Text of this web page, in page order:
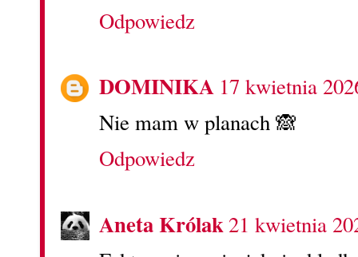
Odpowiedz
DOMINIKA 17 kwietnia
Nie mam w planach 🙈
Odpowiedz
Aneta Królak21 kwietnia